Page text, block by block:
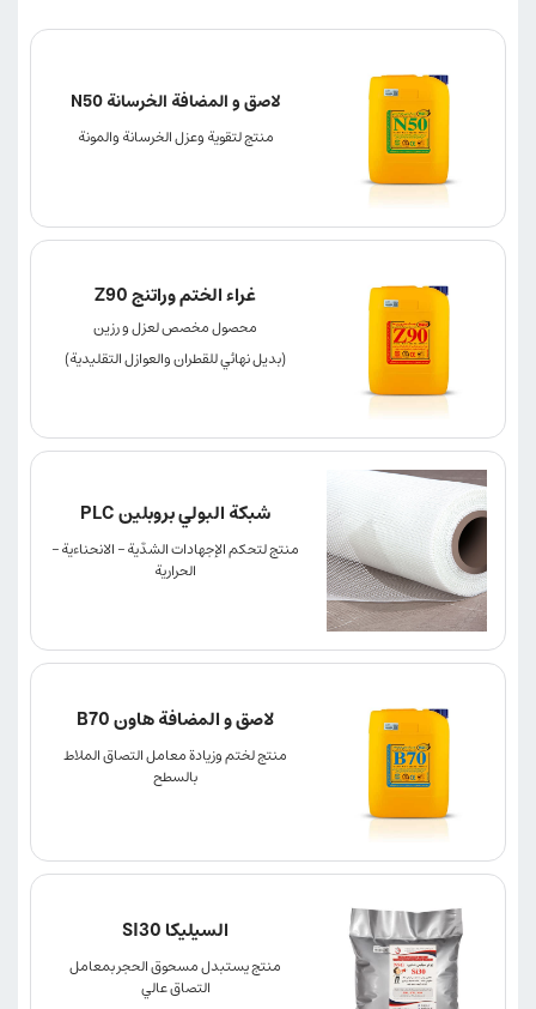
لاصق و المضافة الخرسانة N50
منتج لتقوية وعزل الخرسانة والمونة
غراء الختم وراتنج Z90
محصول مخصص لعزل و رزين
(بديل نهائي للقطران والعوازل التقليدية)
شبكة البولي بروبلين PLC
منتج لتحكم الإجهادات الشدّية – الانحناءية –
الحرارية
لاصق و المضافة هاون B70
منتج لختم وزيادة معامل التصاق الملاط
بالسطح
السيليكا SI30
منتج يستبدل مسحوق الحجر بمعامل
التصاق عالي